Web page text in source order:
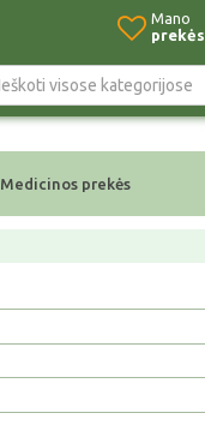
Mano
prekės
Pradžia Naujos prekės
Medicinos prekės